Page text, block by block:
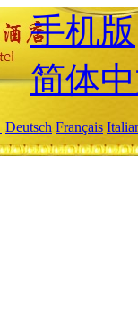
手机版
简体
Deutsch Français